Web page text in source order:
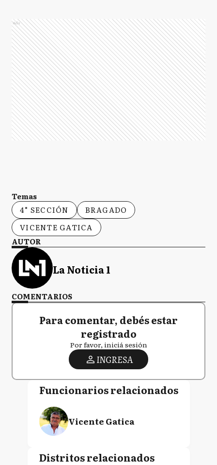
Ads
Temas
4° SECCIÓN
BRAGADO
VICENTE GATICA
AUTOR
La Noticia 1
COMENTARIOS
Para comentar, debés estar
registrado
Por favor, iniciá sesión
INGRESA
Funcionarios relacionados
Vicente Gatica
Distritos relacionados